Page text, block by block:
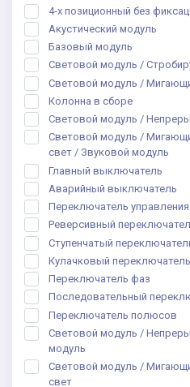
4-х позиционный без
Акустический модуль
Базовый модуль
Световой модуль /
Световой модуль /
Колонна в сборе
Световой модуль /
Световой модуль /
свет / Звуковой модуль
Главный выключатель
Аварийный выключатель
Переключатель управления
Реверсивный
Ступенчатый
Кулачковый переключатель
Переключатель фаз
Последовательный
Переключатель полюсов
Световой модуль /
модуль
Световой модуль /
свет